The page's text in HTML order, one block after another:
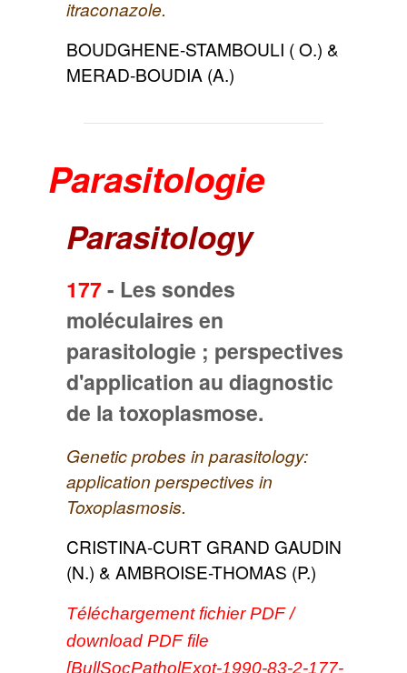
itraconazole.
BOUDGHENE-STAMBOULI ( O.) &
MERAD-BOUDIA (A.)
Parasitologie
Parasitology
177- Les sondes
moléculaires en
parasitologie ; perspectives
d'application au diagnostic
de la toxoplasmose.
Genetic probes in parasitology:
application perspectives in
Toxoplasmosis.
CRISTINA-CURT GRAND GAUDIN
(N.) & AMBROISE-THOMAS (P.)
Téléchargement fichier PDF /
download PDF file
[BullSocPatholExot-1990-83-2-177-